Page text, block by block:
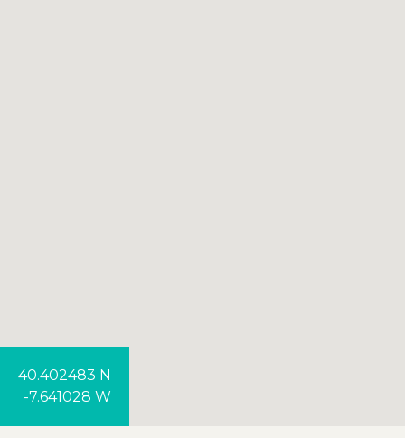
40.402483 N
-7.641028 W